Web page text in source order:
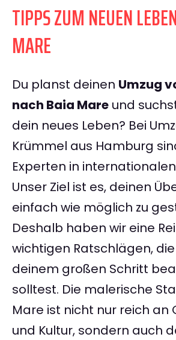
TIPPS ZUM NEUEN
MARE
Du planst deinen Umzug
nach Baia Mare und
dein neues Leben? Bei
Krümmel aus Hamburg
Experten in
Unser Ziel ist es, deinen
einfach wie möglich zu
Deshalb haben wir eine
wichtigen Ratschlägen,
deinem großen Schritt
solltest. Die malerische
Mare ist nicht nur reich an
und Kultur, sondern auch